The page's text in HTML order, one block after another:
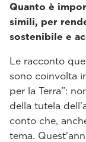
Quanto è
simili, per
sostenibile e
Le racconto
sono coinvolta
per la Terra”:
della tutela
conto che,
tema.